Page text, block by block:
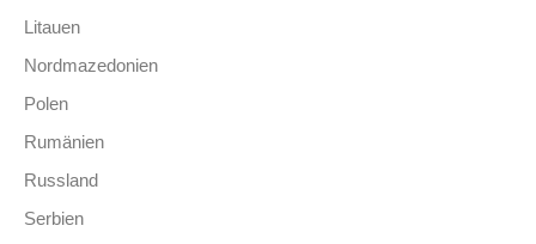
Litauen
Nordmazedonien
Polen
Rumänien
Russland
Serbien